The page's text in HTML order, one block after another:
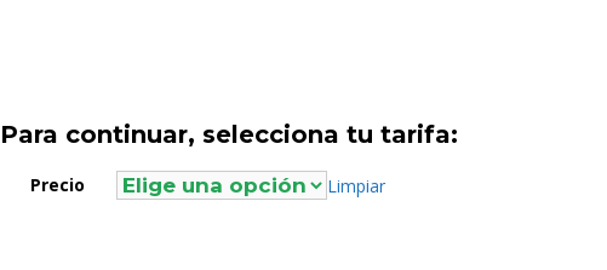
Para continuar, selecciona tu tarifa:
Precio Limpiar